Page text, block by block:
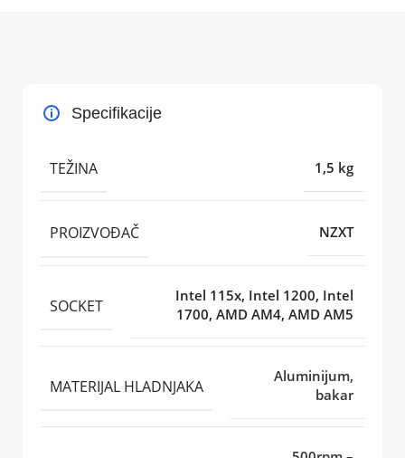
Specifikacije
TEŽINA 1,5 kg
PROIZVOĐAČ NZXT
SOCKET
Intel 115x, Intel 1200, Intel
1700, AMD AM4, AMD AM5
MATERIJAL HLADNJAKA
Aluminijum,
bakar